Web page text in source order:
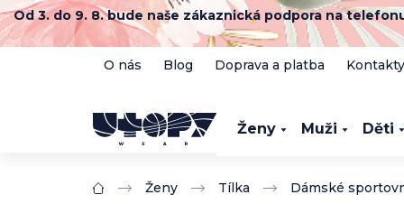
Přejít
na
obsah
Od 3. do 9. 8. bude naše zákaznická podpora na
O nás Blog Doprava a platba Kontakty
Ženy Muži Děti
Domů Ženy Tílka Dámské